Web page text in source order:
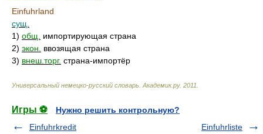
Einfuhrland
сущ.
1) общ.
импортирующая страна
2) экон.
ввозящая страна
3) внеш.торг. страна-импортёр
Универсальный немецко-русский словарь Академик.ру. 2011
Игры ⚽
Нужно решить контрольную?
Einfuhrkredit
Einfuhrliste